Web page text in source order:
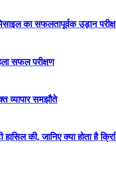
का सफलतापूर्वक उड़ान
सफल परीक्षण
व्यापार समझौते
की, जानिए क्या होता है